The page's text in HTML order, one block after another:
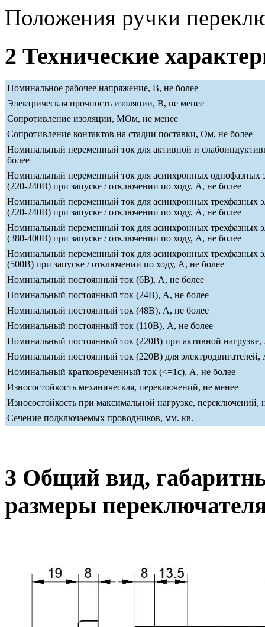
Положения ручки
2 Технические
Номинальное рабочее напряжение, В, не более
Электрическая прочность изоляции, В, не менее
Сопротивление изоляции, МОм, не менее
Сопротивление контактов на стадии поставки, Ом, не более
Номинальный переменный ток для активной и
более
Номинальный переменный ток для асинхронных однофазных
(220-240В) при запуске / отключении по ходу, А, не более
Номинальный переменный ток для асинхронных трехфазных
(220-240В) при запуске / отключении по ходу, А, не более
Номинальный переменный ток для асинхронных трехфазных
(380-400В) при запуске / отключении по ходу, А, не более
Номинальный переменный ток для асинхронных трехфазных
(500В) при запуске / отключении по ходу, А, не более
Номинальный постоянный ток (6В), А, не более
Номинальный постоянный ток (24В), А, не более
Номинальный постоянный ток (48В), А, не более
Номинальный постоянный ток (110В), А, не более
Номинальный постоянный ток (220В) при активной нагрузке,
Номинальный постоянный ток (220В) для электродвигателей,
Номинальный кратковременный ток (<=1c), А, не более
Износостойкость механическая, переключений, не менее
Износостойкость при максимальной нагрузке, переключений,
Сечение подключаемых проводников, мм. кв.
3 Общий вид,
размеры